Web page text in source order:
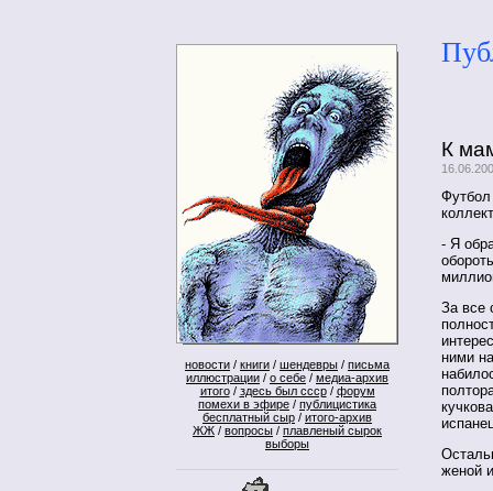
новости / книги / шендевры / письма
иллюстрации / о себе / медиа-архив
итого/ здесь был ссср/ форум
помехи в эфире / публицистика
бесплатный сыр / итого-архив
ЖЖ / вопросы / плавленый сырок
выборы
К
Футбол
- Я
За все
ними
женой